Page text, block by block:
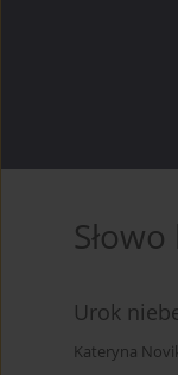
Urok
Kateryna